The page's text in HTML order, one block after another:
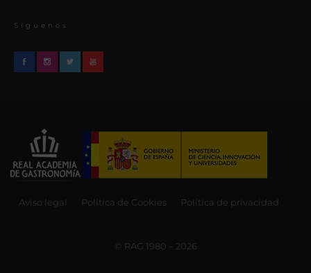
Síguenos
Aviso legal Política de Cookies Política de privacidad
© RAG 1980 – 2026